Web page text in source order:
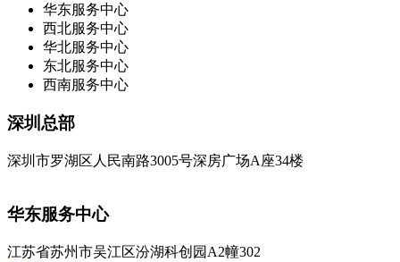
华东服务中心
西北服务中心
华北服务中心
东北服务中心
西南服务中心
深圳总部
深圳市罗湖区人民南路3005号深房广场A座34楼
华东服务中心
江苏省苏州市吴江区汾湖科创园A2幢302